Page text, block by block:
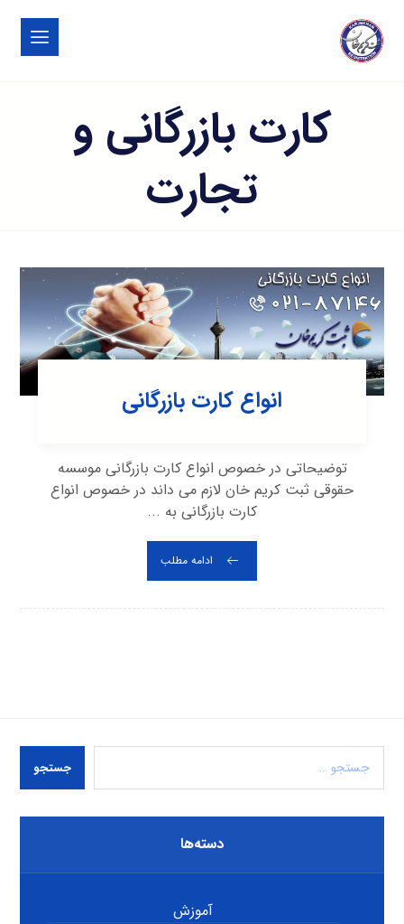
کارت بازرگانی و
تجارت
انواع کارت بازرگانی
توضیحاتی در خصوص انواع کارت بازرگانی موسسه
حقوقی ثبت کریم خان لازم می داند در خصوص انواع
کارت بازرگانی به ...
ادامه مطلب
جستجو
دسته‌ها
آموزش